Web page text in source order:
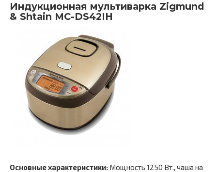
Индукционная мультиварка Zigmund
& Shtain MC-DS42IH
Основные характеристики: Мощность 1250 Вт., чаша на